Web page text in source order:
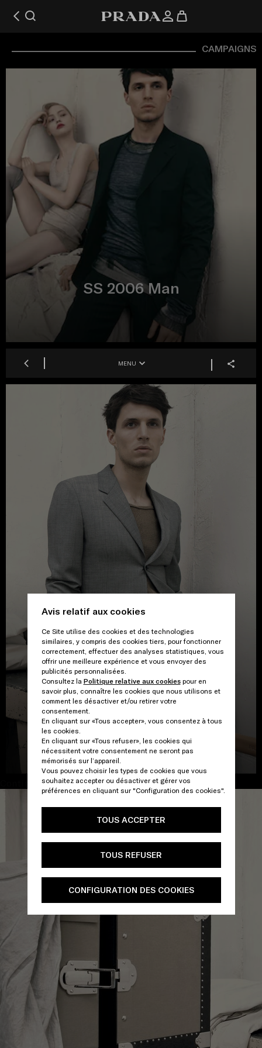
Avis relatif aux cookies
Ce Site utilise des cookies et des technologies
similaires, y compris des cookies tiers, pour fonctionner
correctement, effectuer des analyses statistiques, vous
offrir une meilleure expérience et vous envoyer des
publicités personnalisées.
Consultez la Politique relative aux cookiespour en
savoir plus, connaître les cookies que nous utilisons et
comment les désactiver et/ou retirer votre
consentement.
En cliquant sur «Tous accepter», vous consentez à tous
les cookies.
En cliquant sur «Tous refuser», les cookies qui
nécessitent votre consentement ne seront pas
mémorisés sur l’appareil.
Vous pouvez choisir les types de cookies que vous
souhaitez accepter ou désactiver et gérer vos
préférences en cliquant sur "Configuration des cookies".
TOUS ACCEPTER
TOUS REFUSER
CONFIGURATION DES COOKIES
CAMPAIGNS
SS 2006 Man
MENU
VOIR LA GALERIE
Continuer et fermer